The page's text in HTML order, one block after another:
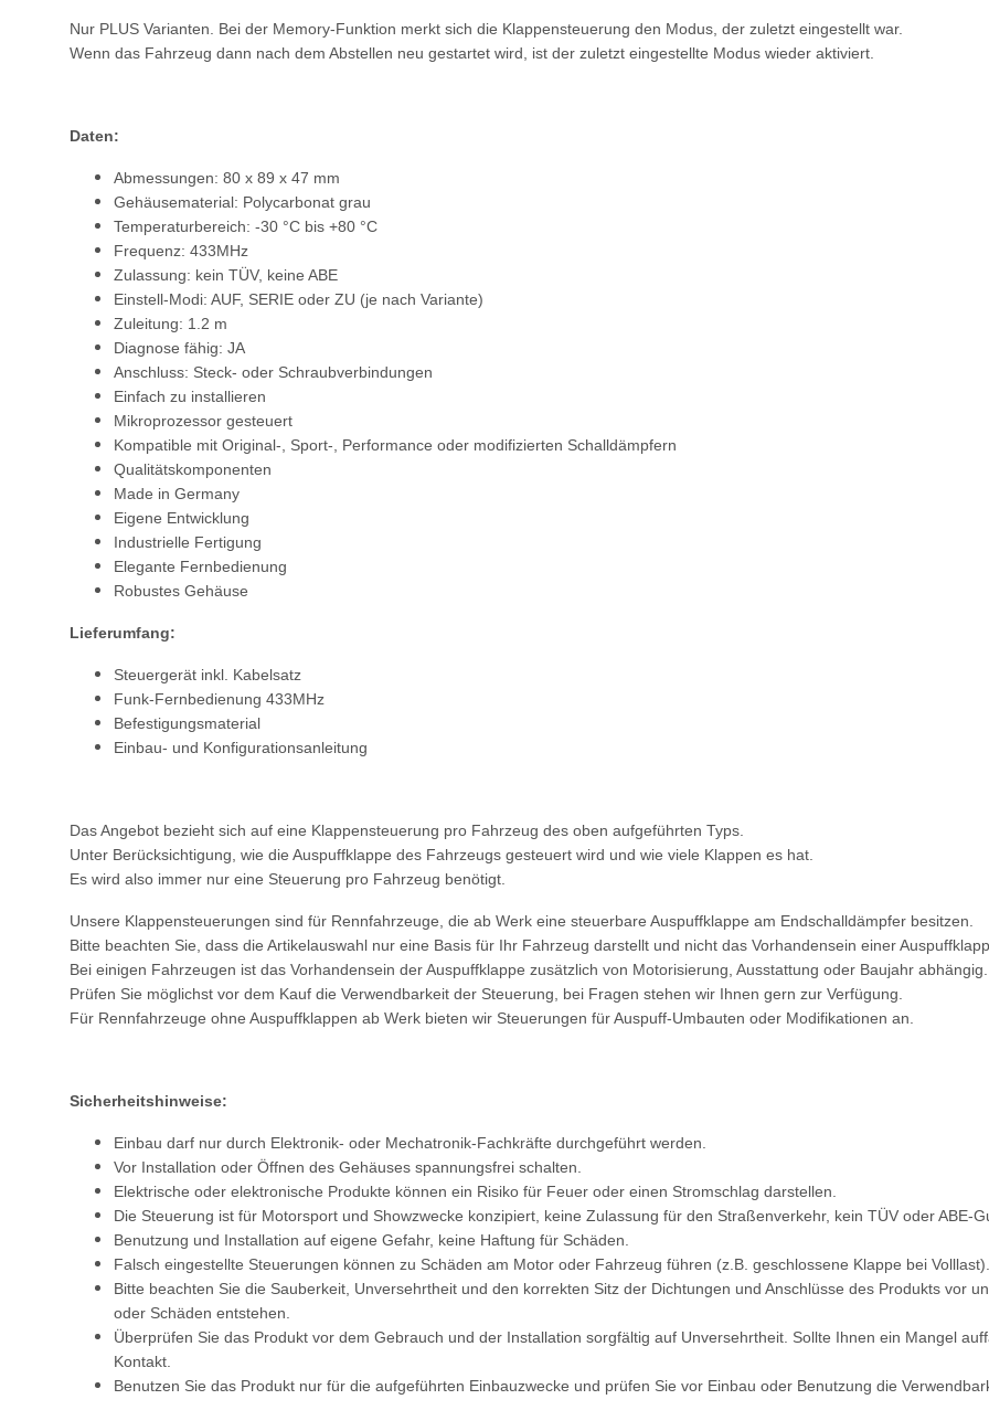
Nur PLUS Varianten. Bei der Memory-Funktion merkt sich die Klappensteuerung den Modus, der zuletzt eingestellt war.
Wenn das Fahrzeug dann nach dem Abstellen neu gestartet wird, ist der zuletzt eingestellte Modus wieder aktiviert.
Daten:
Abmessungen: 80 x 89 x 47 mm
Gehäusematerial: Polycarbonat grau
Temperaturbereich: -30 °C bis +80 °C
Frequenz: 433MHz
Zulassung: kein TÜV, keine ABE
Einstell-Modi: AUF, SERIE oder ZU (je nach Variante)
Zuleitung: 1.2 m
Diagnose fähig: JA
Anschluss: Steck- oder Schraubverbindungen
Einfach zu installieren
Mikroprozessor gesteuert
Kompatible mit Original-, Sport-, Performance oder modifizierten Schalldämpfern
Qualitätskomponenten
Made in Germany
Eigene Entwicklung
Industrielle Fertigung
Elegante Fernbedienung
Robustes Gehäuse
Lieferumfang:
Steuergerät inkl. Kabelsatz
Funk-Fernbedienung 433MHz
Befestigungsmaterial
Einbau- und Konfigurationsanleitung
Das Angebot bezieht sich auf eine Klappensteuerung pro Fahrzeug des oben aufgeführten Typs.
Unter Berücksichtigung, wie die Auspuffklappe des Fahrzeugs gesteuert wird und wie viele Klappen es hat.
Es wird also immer nur eine Steuerung pro Fahrzeug benötigt.
Unsere Klappensteuerungen sind für Rennfahrzeuge, die ab Werk eine steuerbare Auspuffklappe am Endschalldämpfer besitzen.
Bitte beachten Sie, dass die Artikelauswahl nur eine Basis für Ihr Fahrzeug darstellt und nicht das Vorhandensein einer
Bei einigen Fahrzeugen ist das Vorhandensein der Auspuffklappe zusätzlich von Motorisierung, Ausstattung oder Baujahr abhängig.
Prüfen Sie möglichst vor dem Kauf die Verwendbarkeit der Steuerung, bei Fragen stehen wir Ihnen gern zur Verfügung.
Für Rennfahrzeuge ohne Auspuffklappen ab Werk bieten wir Steuerungen für Auspuff-Umbauten oder Modifikationen an.
Sicherheitshinweise:
Einbau darf nur durch Elektronik- oder Mechatronik-Fachkräfte durchgeführt werden.
Vor Installation oder Öffnen des Gehäuses spannungsfrei schalten.
Elektrische oder elektronische Produkte können ein Risiko für Feuer oder einen Stromschlag darstellen.
Die Steuerung ist für Motorsport und Showzwecke konzipiert, keine Zulassung für den Straßenverkehr, kein TÜV oder ABE-
Benutzung und Installation auf eigene Gefahr, keine Haftung für Schäden.
Falsch eingestellte Steuerungen können zu Schäden am Motor oder Fahrzeug führen (z.B. geschlossene Klappe bei Volllast).
Bitte beachten Sie die Sauberkeit, Unversehrtheit und den korrekten Sitz der Dichtungen und Anschlüsse des Produkts vor
oder Schäden entstehen.
Überprüfen Sie das Produkt vor dem Gebrauch und der Installation sorgfältig auf Unversehrtheit. Sollte Ihnen ein Mangel
Kontakt.
Benutzen Sie das Produkt nur für die aufgeführten Einbauzwecke und prüfen Sie vor Einbau oder Benutzung die